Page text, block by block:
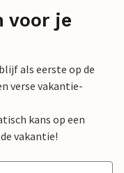
voor je
als eerste op de
verse vakantie-
kans op een
vakantie!